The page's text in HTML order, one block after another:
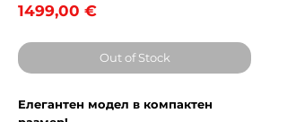
1499,00 €Price
Out of Stock
Елегантен модел в компактен